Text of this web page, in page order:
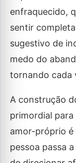
enfraquecido,
sentir
sugestivo de
medo do
tornando cada
A construção
primordial para
amor-próprio é
pessoa passa